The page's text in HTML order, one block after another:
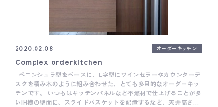
2020.02.08 オーダーキッチン
Complex orderkitchen
スクを積み木のように組み合わせた、とても多目的なオーダーキッ
チンです。 いつもはキッチンパネルなど不燃材で仕上げることが多
いIH横の壁面に、スライドバスケットを配置するなど、天井高さ